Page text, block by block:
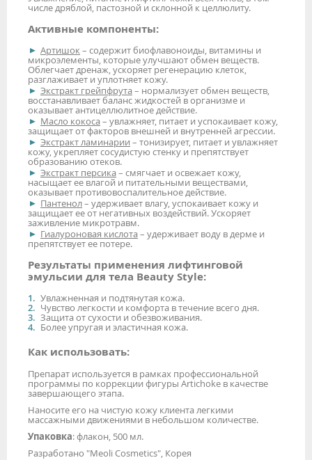
числе дряблой, пастозной и склонной к целлюлиту.
Активные компоненты:
Артишок– содержит биофлавоноиды, витамины и
микроэлементы, которые улучшают обмен веществ.
Облегчает дренаж, ускоряет регенерацию клеток,
разглаживает и уплотняет кожу.
Экстракт грейпфрута – нормализует обмен веществ,
восстанавливает баланс жидкостей в организме и
оказывает антицеллюлитное действие.
Масло кокоса – увлажняет, питает и успокаивает кожу,
защищает от факторов внешней и внутренней агрессии.
Экстракт ламинарии – тонизирует, питает и увлажняет
кожу, укрепляет сосудистую стенку и препятствует
образованию отеков.
Экстракт персика – смягчает и освежает кожу,
насыщает ее влагой и питательными веществами,
оказывает противовоспалительное действие.
Пантенол– удерживает влагу, успокаивает кожу и
защищает ее от негативных воздействий. Ускоряет
заживление микротравм.
Гиалуроновая кислота – удерживает воду в дерме и
препятствует ее потере.
Результаты применения лифтинговой
эмульсии для тела Beauty Style:
Увлажненная и подтянутая кожа.
Чувство легкости и комфорта в течение всего дня.
Защита от сухости и обезвоживания.
Более упругая и эластичная кожа.
Как использовать:
Препарат используется в рамках профессиональной
программы по коррекции фигуры Artichoke в качестве
завершающего этапа.
Наносите его на чистую кожу клиента легкими
массажными движениями в небольшом количестве.
Упаковка: флакон, 500 мл.
Разработано "Meoli Cosmetics", Корея